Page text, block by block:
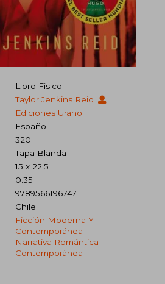
Libro Físico
Taylor Jenkins Reid
Ediciones Urano
Español
320
Tapa Blanda
15 x 22.5
0.35
9789566196747
Chile
Ficción Moderna Y
Contemporánea
Narrativa Romántica
Contemporánea